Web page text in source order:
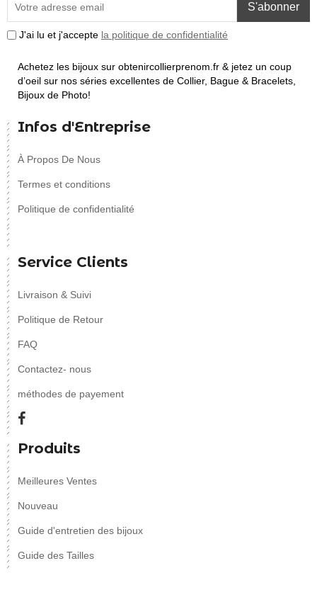
S'abonner
J'ai lu et j'accepte la politique de confidentialité
Achetez les bijoux sur obtenircollierprenom.fr & jetez un coup
d’oeil sur nos séries excellentes de Collier, Bague & Bracelets,
Bijoux de Photo!
Infos d'Entreprise
À Propos De Nous
Termes et conditions
Politique de confidentialité
Service Clients
Livraison & Suivi
Politique de Retour
FAQ
Contactez- nous
méthodes de payement
Produits
Meilleures Ventes
Nouveau
Guide d'entretien des bijoux
Guide des Tailles